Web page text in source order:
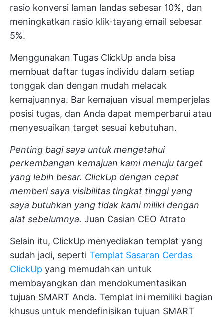
rasio konversi laman landas sebesar 10%, dan
meningkatkan rasio klik-tayang email sebesar
5%.
Menggunakan Tugas ClickUp anda bisa
membuat daftar tugas individu dalam setiap
tonggak dan dengan mudah melacak
kemajuannya. Bar kemajuan visual memperjelas
posisi tugas, dan Anda dapat memperbarui atau
menyesuaikan target sesuai kebutuhan.
Penting bagi saya untuk mengetahui
perkembangan kemajuan kami menuju target
yang lebih besar. ClickUp dengan cepat
memberi saya visibilitas tingkat tinggi yang
saya butuhkan yang tidak kami miliki dengan
alat sebelumnya. Juan Casian CEO Atrato
Selain itu, ClickUp menyediakan templat yang
sudah jadi, seperti Templat Sasaran Cerdas
ClickUp yang memudahkan untuk
membayangkan dan mendokumentasikan
tujuan SMART Anda. Templat ini memiliki bagian
khusus untuk mendefinisikan tujuan SMART